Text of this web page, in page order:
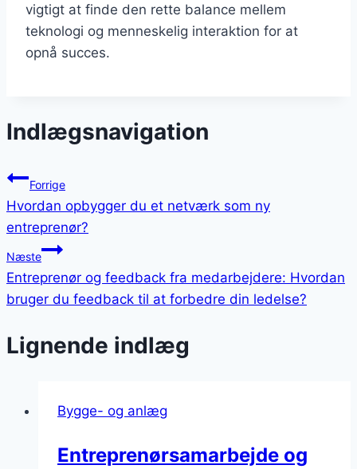
vigtigt at finde den rette balance mellem
teknologi og menneskelig interaktion for at
opnå succes.
Indlægsnavigation
Forrige
Hvordan opbygger du et netværk som ny
entreprenør?
Næste
Entreprenør og feedback fra medarbejdere: Hvordan
bruger du feedback til at forbedre din ledelse?
Lignende indlæg
Bygge- og anlæg
Entreprenørsamarbejde og